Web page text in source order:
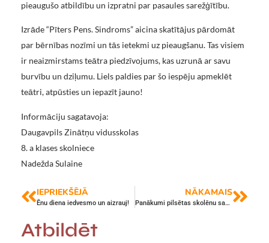
pieaugušo atbildību un izpratni par pasaules sarežģītību.
Izrāde “Pīters Pens. Sindroms” aicina skatītājus pārdomāt
par bērnības nozīmi un tās ietekmi uz pieaugšanu. Tas visiem
ir neaizmirstams teātra piedzīvojums, kas uzrunā ar savu
burvību un dziļumu. Liels paldies par šo iespēju apmeklēt
teātri, atpūsties un iepazīt jauno!
Informāciju sagatavoja:
Daugavpils Zinātņu vidusskolas
8. a klases skolniece
Nadežda Sulaine
IEPRIEKŠĒJĀ
Ēnu diena iedvesmo un aizrauj!
NĀKAMAIS
Panākumi pilsētas skolēnu sacensībās peldēšanā
Atbildēt